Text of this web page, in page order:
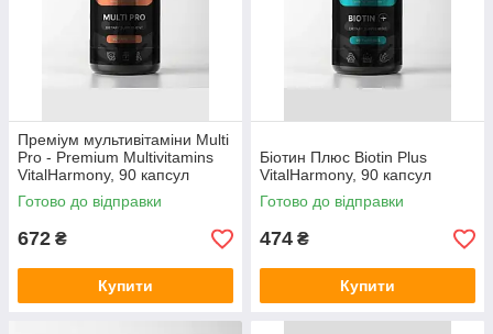
Преміум мультивітаміни Multi
Pro - Premium Multivitamins
VitalHarmony, 90 капсул
Готово до відправки
672 ₴
Купити
Біотин Плюс Biotin Plus
VitalHarmony, 90 капсул
Готово до відправки
474 ₴
Купити